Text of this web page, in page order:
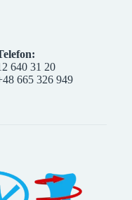
640 31 20
665 326 949